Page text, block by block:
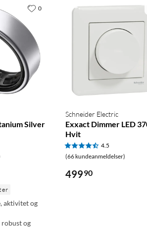
relé
Silver
aktivitet og
robust og
0
Schneider Electric
Exxact Dimmer LED
Hvit
4.5
(66 kundeanmeldelser)
49990